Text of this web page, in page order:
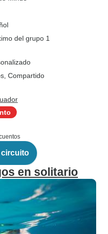
del grupo 1
Compartido
circuito
en solitario